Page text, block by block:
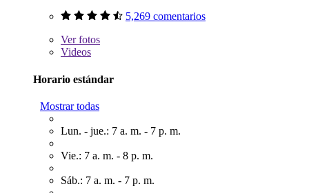
5,269 comentarios
Verfotos
Videos
Horario estándar
Mostrar todas
Lun. - jue.: 7 a. m. - 7 p. m.
Vie.: 7 a. m. - 8 p. m.
Sáb.: 7 a. m. - 7 p. m.